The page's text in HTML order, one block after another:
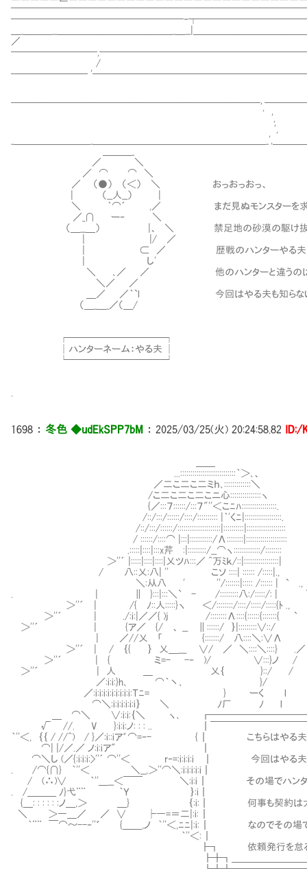
／
/
────────
￣￣￣￣￣￣￣￣￣￣￣￣￣￣￣￣￣￣￣￣￣￣￣￣￣￣',￣￣￣
',
',
_＿＿＿＿＿＿＿＿_＿＿＿＿＿＿＿＿＿＿＿＿＿＿＿＿＿＿_',＿＿＿
／ ＼
／ ⌒ ⌒ ＼
／ （●） （＜） ＼ おっおっおっ、
| （__人__） |
＼ ｀⌒´ ,／ まだ見ぬモンスターを求め
／_∩ ー‐ ＼
（＿__＿） |、 ＼ 禁足地の砂漠の駆け抜ける船
| |/ ／
| ⊂ ／ 歴戦のハンターやる夫だ
| し'
＼ ､／ ／ 他のハンターと違うのはちょっと前
＼／ ／
＿／ ／｀`l 今回はやる夫も知らないモンハン
（＿_＿_／（＿/
┌──────────┐
│ハンターネーム：やる夫 │
└──────────┘
1698 ： 冬色 ◆udEkSPP7bM ： 2025/03/25(火) 20:24:58.82 ID:/
...:::::::::::::::::::::::::::｀＞､、
／二こ二こ二ミｈ､:::::::::::::＼
/こ二こ二こ二こニ心:::::::::::::::ヽ
{／:::７::::::/:::７"''＜こﾆﾊ:::::::::::::::::.
/::/:::/::::::/::::/:::::::::: |｀'くﾆ
/::/:::/::::::/:::::::::::::::::::::|::::::::::|::::::::::::::::::: │ハン
/ ::::::/::::⌒ |:::|:::::::::::/
.:::::|::::|:::x芹㍉:|:::::::::/__⌒ヽ:::::::::::::/::::::::
＞''´ |:::::|::::|::::|乂ツﾊ:::／ ^万ﾐｋ/::|:::::::::::::::::|
/ 八::乂:八| '' こソ ::::| :::::: /:::::|.,
＼:从八 ' ''/:::::::|::::: /:::::: | ` .,
. | ∥ }:::|:::＼` - /:::::::::八:/:::::/: | `
＞''´ | /{ ﾉ::人:::::}ヽ ＜/::::::::/::::/:::::/:::::{
＞''´ | ./:i:|／／{ )j /
＞''´ | {ア／ {/ 、 __ ∥::::::/ ｝|:::::::::∨::/
| ／//乂 「 {:::::::/ 八::::＼:∨Λ
＞''´ | / ｛{ ｝ 乂＿___ ∨/ ／ ＼::::＼
＞''´ | { ミ=- -‐ )/ ∨:::}ノ /
＞''´ | 人 ＿ 乂｛ }::/ /
／:i:i:}h､ ⌒｀丶､ }/
／:i:i:i:i:i:i:i:i:i:Ｔﾆ= } ーく l
㌻⌒＼:i:i:i:i:i:i｝ ＼ ﾉ厂 ﾉ l
＿ ⌒＼ ∨:i:i:｛＼ ヽ､
√ //. V }:i:i:ノ: : : .. ┃￣￣￣￣￣￣￣￣￣￣￣￣￣￣
｀''＜, ｛｛ / //^) / }／:i::iア゛⌒=‐- { ┃ こちら
⌒| |/／.／
⌒＼し (／{:i:i:i:>''´ ⌒''＜ r‐=:i:i:i:i ┃ 今回
. /⌒{∩} ｀''＜ ＼
/ (∴)∨ ｀''＿__＜￣￣ ＼:i:i ┃ その場でハンター協
. /＿＿＿ ﾉ}弋
{＿: : : : : :ノ＿,＞ ＿} ｛
＼ ＞―＿／ ／ ∨
｀¨¨ ￣⌒～--‐''゛ {＿＿,ノ ｀''＜,ﾆﾆ|:i: ┃ なのでそ
｀''
┣┓ 依頼発行を怠ると、獲物によっ
┣╋┓＿＿＿＿＿＿＿＿＿＿＿＿＿＿＿＿